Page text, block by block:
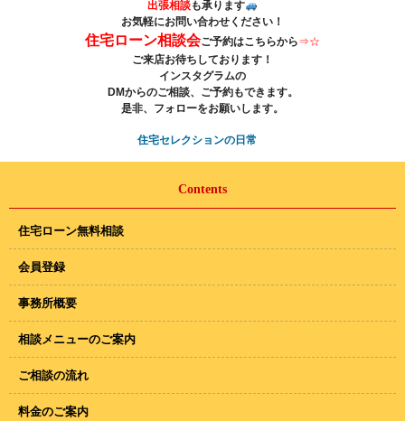
出張相談も承ります
お気軽にお問い合わせください！
住宅ローン相談会ご予約はこちらから⇒☆
ご来店お待ちしております！
インスタグラムの
DMからのご相談、ご予約もできます。
是非、フォローをお願いします。
住宅セレクションの日常
Contents
住宅ローン無料相談
会員登録
事務所概要
相談メニューのご案内
ご相談の流れ
料金のご案内